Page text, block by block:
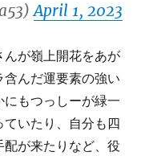
April 1, 2023
が嶺上開花をあが
んだ運要素の強い
もつっしーが緑一
いたり、自分も四
が来たりなど、役